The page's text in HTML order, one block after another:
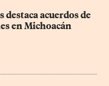
destaca acuerdos de
en Michoacán